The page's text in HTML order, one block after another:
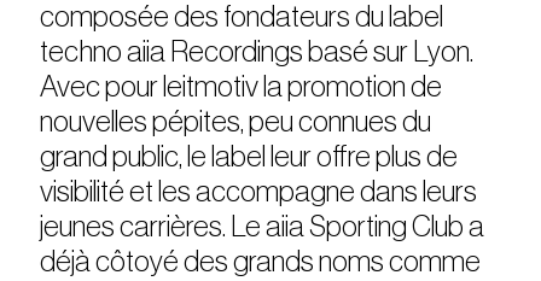
composée des fondateurs du label
techno aiia Recordings basé sur Lyon.
Avec pour leitmotiv la promotion de
nouvelles pépites, peu connues du
grand public, le label leur offre plus de
visibilité et les accompagne dans leurs
jeunes carrières. Le aiia Sporting Club a
déjà côtoyé des grands noms comme